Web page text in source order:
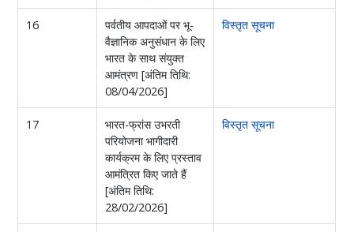
16
पर्वतीय आपदाओं पर भू-
वैज्ञानिक अनुसंधान के लिए
भारत के साथ संयुक्त
आमंत्रण [अंतिम तिथि:
08/04/2026]
विस्तृत सूचना
17
भारत-फ्रांस उभरती
परियोजना भागीदारी
कार्यक्रम के लिए प्रस्ताव
आमंत्रित किए जाते हैं
[अंतिम तिथि:
28/02/2026]
विस्तृत सूचना